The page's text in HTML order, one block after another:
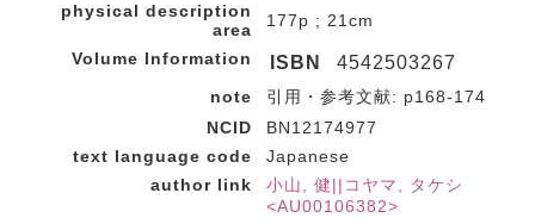
physical description
area
177p ; 21cm
Volume Information
ISBN 4542503267
note
引用・参考文献: p168-174
NCID
BN12174977
text language code
Japanese
author link
小山, 健||コヤマ, タケシ
<AU00106382>